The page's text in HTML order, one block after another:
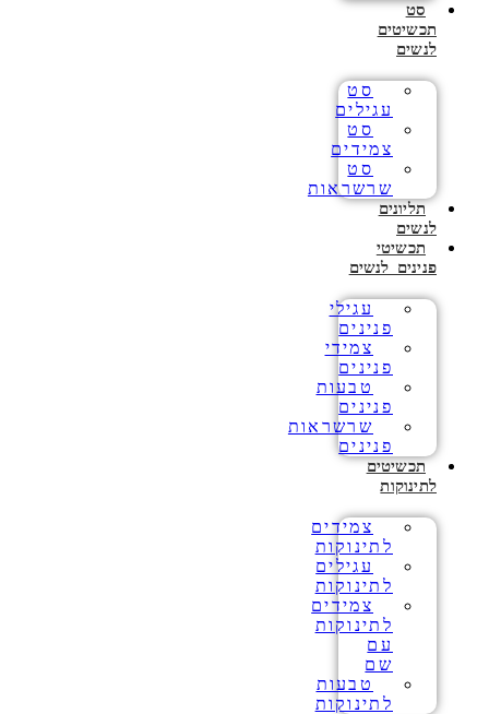
סט
תכשיטים
לנשים
סט
עגילים
סט
צמידים
סט
שרשראות
תליונים
לנשים
תכשיטי
פנינים לנשים
עגילי
פנינים
צמידי
פנינים
טבעות
פנינים
שרשראות
פנינים
תכשיטים
לתינוקות
צמידים
לתינוקות
עגילים
לתינוקות
צמידים
לתינוקות
עם
שם
טבעות
לתינוקות